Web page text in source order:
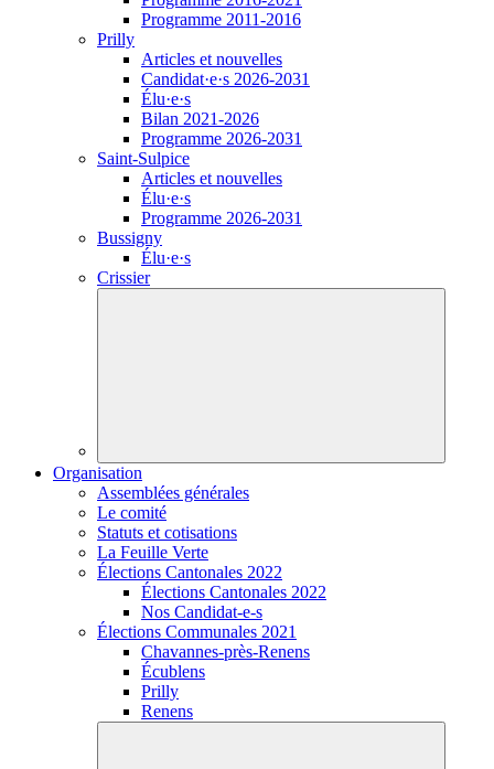
Programme 2011-2016
Prilly
Articles et nouvelles
Candidat·e·s 2026-2031
Élu·e·s
Bilan 2021-2026
Programme 2026-2031
Saint-Sulpice
Articles et nouvelles
Élu·e·s
Programme 2026-2031
Bussigny
Élu·e·s
Crissier
Organisation
Assemblées générales
Le comité
Statuts et cotisations
La Feuille Verte
Élections Cantonales 2022
Élections Cantonales 2022
Nos Candidat-e-s
Élections Communales 2021
Chavannes-près-Renens
Écublens
Prilly
Renens